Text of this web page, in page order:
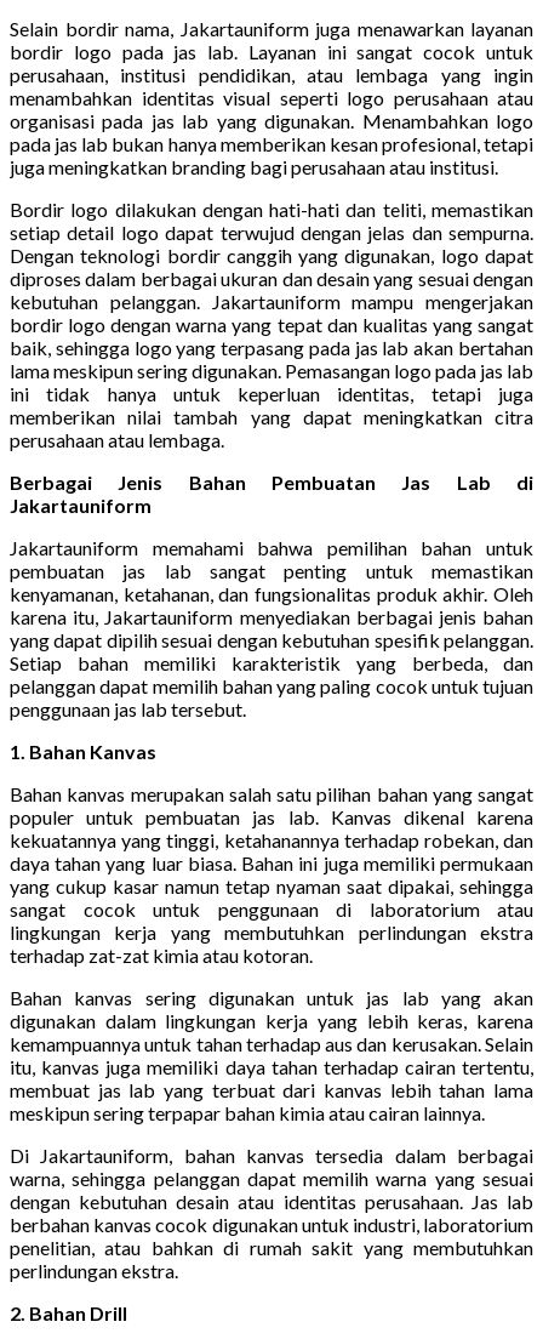
Selain bordir nama, Jakartauniform juga menawarkan layanan
bordir logo pada jas lab. Layanan ini sangat cocok untuk
perusahaan, institusi pendidikan, atau lembaga yang ingin
menambahkan identitas visual seperti logo perusahaan atau
organisasi pada jas lab yang digunakan. Menambahkan logo
pada jas lab bukan hanya memberikan kesan profesional, tetapi
juga meningkatkan branding bagi perusahaan atau institusi.
Bordir logo dilakukan dengan hati-hati dan teliti, memastikan
setiap detail logo dapat terwujud dengan jelas dan sempurna.
Dengan teknologi bordir canggih yang digunakan, logo dapat
diproses dalam berbagai ukuran dan desain yang sesuai dengan
kebutuhan pelanggan. Jakartauniform mampu mengerjakan
bordir logo dengan warna yang tepat dan kualitas yang sangat
baik, sehingga logo yang terpasang pada jas lab akan bertahan
lama meskipun sering digunakan. Pemasangan logo pada jas lab
ini tidak hanya untuk keperluan identitas, tetapi juga
memberikan nilai tambah yang dapat meningkatkan citra
perusahaan atau lembaga.
Berbagai Jenis Bahan Pembuatan Jas Lab di
Jakartauniform
Jakartauniform memahami bahwa pemilihan bahan untuk
pembuatan jas lab sangat penting untuk memastikan
kenyamanan, ketahanan, dan fungsionalitas produk akhir. Oleh
karena itu, Jakartauniform menyediakan berbagai jenis bahan
yang dapat dipilih sesuai dengan kebutuhan spesifik pelanggan.
Setiap bahan memiliki karakteristik yang berbeda, dan
pelanggan dapat memilih bahan yang paling cocok untuk tujuan
penggunaan jas lab tersebut.
1. Bahan Kanvas
Bahan kanvas merupakan salah satu pilihan bahan yang sangat
populer untuk pembuatan jas lab. Kanvas dikenal karena
kekuatannya yang tinggi, ketahanannya terhadap robekan, dan
daya tahan yang luar biasa. Bahan ini juga memiliki permukaan
yang cukup kasar namun tetap nyaman saat dipakai, sehingga
sangat cocok untuk penggunaan di laboratorium atau
lingkungan kerja yang membutuhkan perlindungan ekstra
terhadap zat-zat kimia atau kotoran.
Bahan kanvas sering digunakan untuk jas lab yang akan
digunakan dalam lingkungan kerja yang lebih keras, karena
kemampuannya untuk tahan terhadap aus dan kerusakan. Selain
itu, kanvas juga memiliki daya tahan terhadap cairan tertentu,
membuat jas lab yang terbuat dari kanvas lebih tahan lama
meskipun sering terpapar bahan kimia atau cairan lainnya.
Di Jakartauniform, bahan kanvas tersedia dalam berbagai
warna, sehingga pelanggan dapat memilih warna yang sesuai
dengan kebutuhan desain atau identitas perusahaan. Jas lab
berbahan kanvas cocok digunakan untuk industri, laboratorium
penelitian, atau bahkan di rumah sakit yang membutuhkan
perlindungan ekstra.
2. Bahan Drill